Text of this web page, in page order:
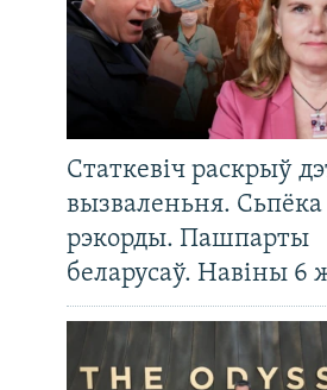
Статкевіч раскрыў
вызваленьня. Сьпёка
рэкорды. Пашпарты
беларусаў. Навіны 6